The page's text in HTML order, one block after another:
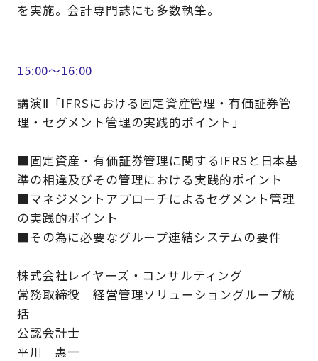
を実施。会計専門誌にも多数執筆。
15:00～16:00
講演Ⅱ「IFRSにおける固定資産管理・有価証券管
理・セグメント管理の実践的ポイント」
■固定資産・有価証券管理に関するIFRSと日本基
準の相違及びその管理における実践的ポイント
■マネジメントアプローチによるセグメント管理
の実践的ポイント
■その為に必要なグループ連結システムの要件
株式会社レイヤーズ・コンサルティング
常務取締役 経営管理ソリューショングループ統
括
公認会計士
平川 惠一